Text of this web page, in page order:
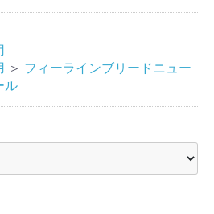
＞ フィーラインブリードニュー
ル